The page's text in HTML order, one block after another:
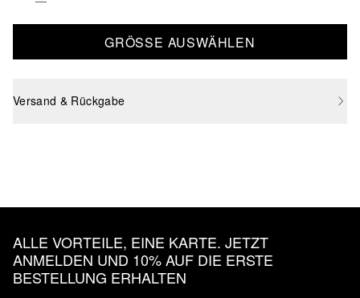
GRÖSSE AUSWÄHLEN
Versand & Rückgabe
ALLE VORTEILE, EINE KARTE. JETZT
ANMELDEN UND 10% AUF DIE ERSTE
BESTELLUNG ERHALTEN